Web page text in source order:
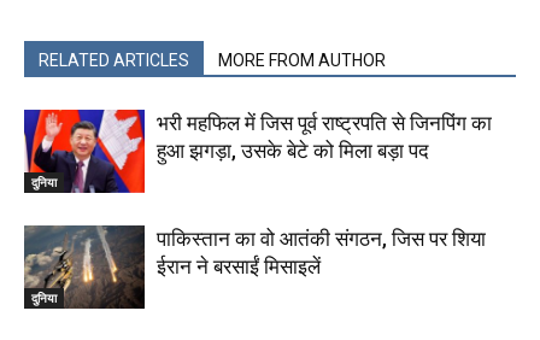
RELATED ARTICLES MORE FROM AUTHOR
दुनिया
भरी महफिल में जिस पूर्व राष्‍ट्रपति से जिनपिंग का
हुआ झगड़ा, उसके बेटे को मिला बड़ा पद
दुनिया
पाकिस्तान का वो आतंकी संगठन, जिस पर शिया
ईरान ने बरसाईं मिसाइलें